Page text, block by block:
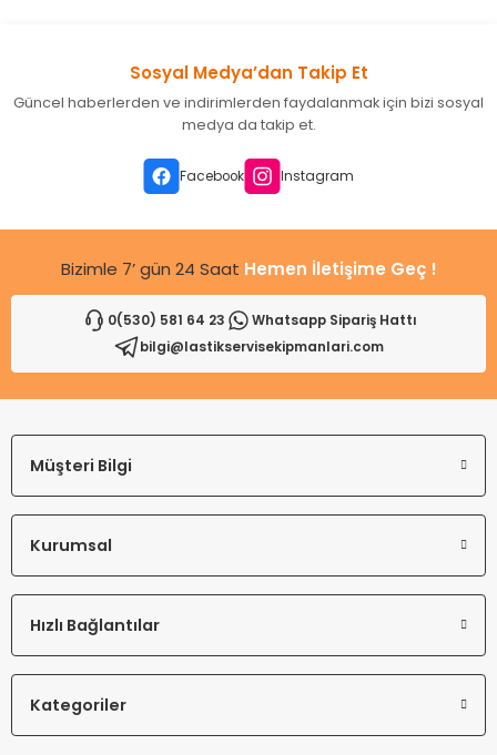
Ürün resmi kalitesiz, bozuk veya görüntülenemiyor.
Ürün açıklamasında eksik bilgiler bulunuyor.
Ürün fiyatı diğer sitelerden daha pahalı.
Gönder
Sosyal Medya’dan Takip Et
Güncel haberlerden ve indirimlerden faydalanmak için bizi sosyal
medya da takip et.
Facebook Instagram
Bizimle 7’ gün 24 Saat Hemen İletişime Geç !
0(530) 581 64 23
Whatsapp Sipariş Hattı
bilgi@lastikservisekipmanlari.com
Müşteri Bilgi
Kurumsal
Hızlı Bağlantılar
Kategoriler